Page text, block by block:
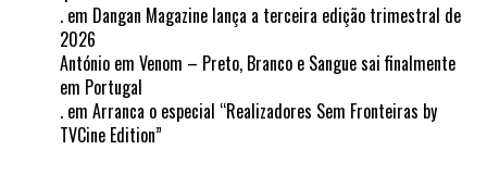
. em Dangan Magazine lança a terceira edição trimestral de
2026
António em Venom – Preto, Branco e Sangue sai finalmente
em Portugal
. em Arranca o especial “Realizadores Sem Fronteiras by
TVCine Edition”